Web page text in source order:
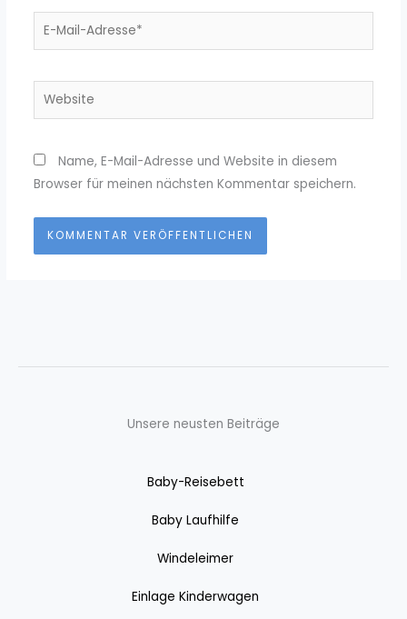
E-
Website
Name, E-Mail-Adresse und Website in diesem
Browser für meinen nächsten Kommentar speichern.
Unsere neusten Beiträge
Baby-Reisebett
Baby Laufhilfe
Windeleimer
Einlage Kinderwagen